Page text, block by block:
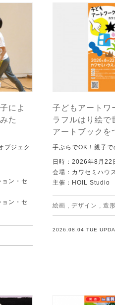
によ
た
ブジェク
ン・セ
ン・セ
子どもアートワ
ラフルはり絵で
アートブックを
手ぶらでOK！親子で
日時：2026年8月22
会場：カワセミハウス
主催：HOIL Studio
絵画 デザイン 造形
2026.08.04 TUE